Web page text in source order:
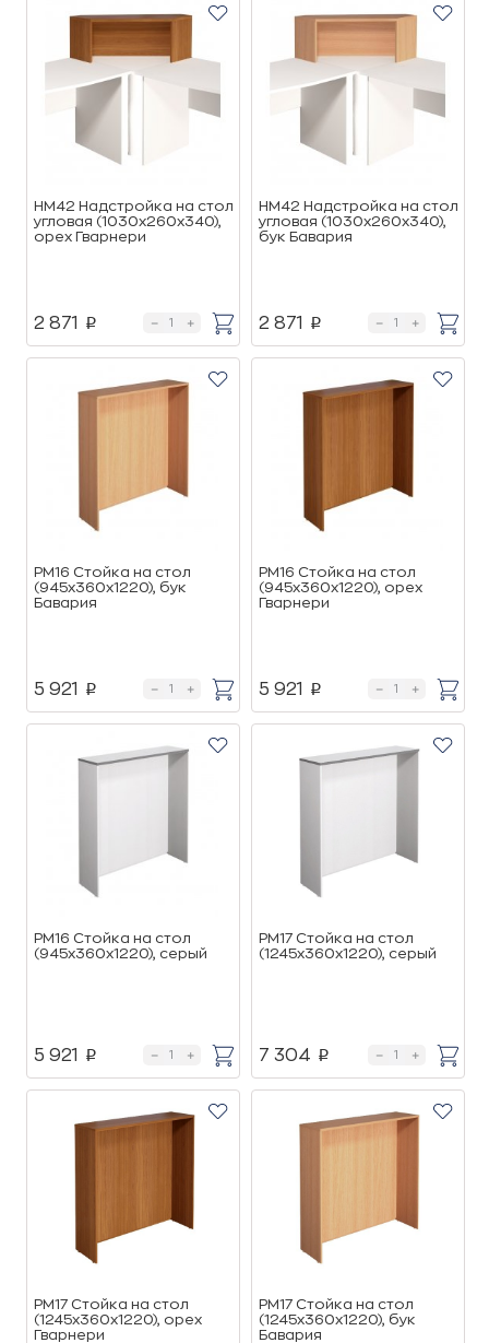
НМ42 Надстройка на стол
угловая (1030х260х340),
орех Гварнери
2 871 p
НМ42 Надстройка на стол
угловая (1030х260х340),
бук Бавария
2 871 p
РМ16 Стойка на стол
(945х360х1220), бук
Бавария
5 921 p
РМ16 Стойка на стол
(945х360х1220), орех
Гварнери
5 921 p
РМ16 Стойка на стол
(945х360х1220), cерый
5 921 p
РМ17 Стойка на стол
(1245х360х1220), cерый
7 304 p
РМ17 Стойка на стол
(1245х360х1220), орех
Гварнери
РМ17 Стойка на стол
(1245х360х1220), бук
Бавария